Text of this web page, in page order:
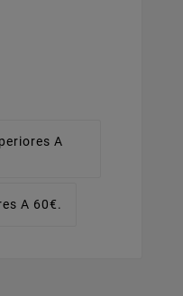
A
A 60€.